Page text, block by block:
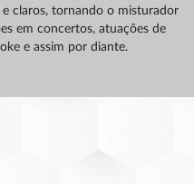
claros, tornando o misturador
em concertos, atuações de
e assim por diante.